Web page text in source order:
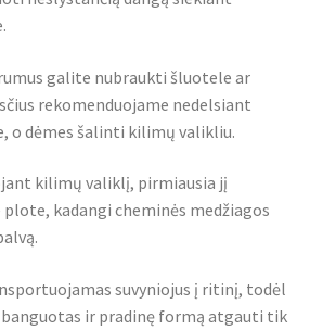
galite nubraukti šluotele ar
rekomenduojame nedelsiant
o dėmes šalinti kilimų valikliu.
kilimų valiklį, pirmiausia jį
kadangi cheminės medžiagos
suvyniojus į ritinį, todėl
ir pradinę formą atgauti tik